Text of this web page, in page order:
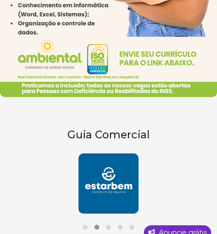
Guia Comercial